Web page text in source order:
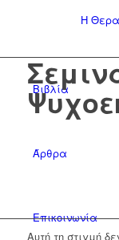
Η
Βιβλία
Άρθρα
Επικοινωνία
Αυτή τη στιγμή